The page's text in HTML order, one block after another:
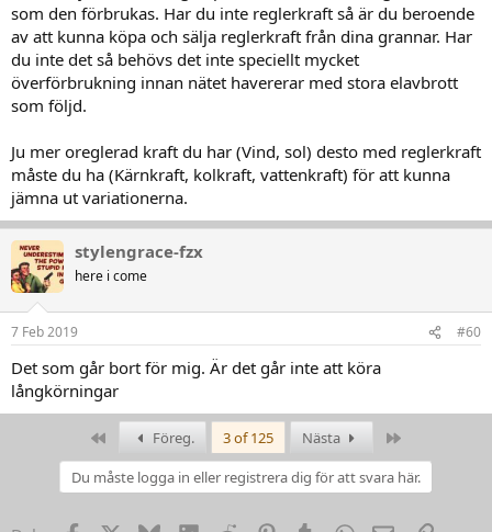
som den förbrukas. Har du inte reglerkraft så är du beroende
av att kunna köpa och sälja reglerkraft från dina grannar. Har
du inte det så behövs det inte speciellt mycket
överförbrukning innan nätet havererar med stora elavbrott
som följd.
Ju mer oreglerad kraft du har (Vind, sol) desto med reglerkraft
måste du ha (Kärnkraft, kolkraft, vattenkraft) för att kunna
jämna ut variationerna.
stylengrace-fzx
here i come
7 Feb 2019 #60
Det som går bort för mig. Är det går inte att köra
långkörningar
Föreg. 3 of 125 Nästa
Du måste logga in eller registrera dig för att svara här.